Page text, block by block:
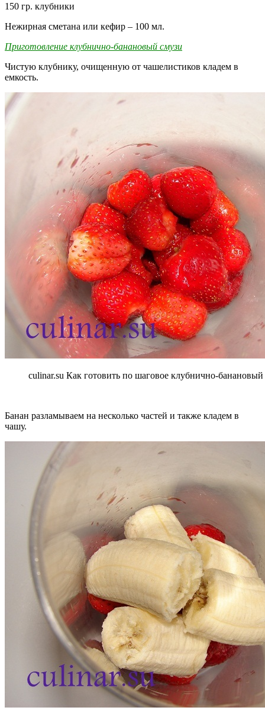
150 гр. клубники
Нежирная сметана или кефир – 100 мл.
Приготовление клубнично-банановый смузи
Чистую клубнику, очищенную от чашелистиков кладем в
емкость.
culinar.su Как готовить по шаговое клубнично-банановый
Банан разламываем на несколько частей и также кладем в
чашу.